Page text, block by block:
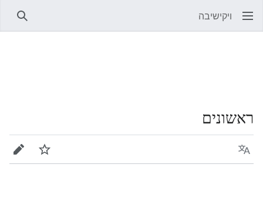
ויקישיבה
ראשונים
שפה מעקב